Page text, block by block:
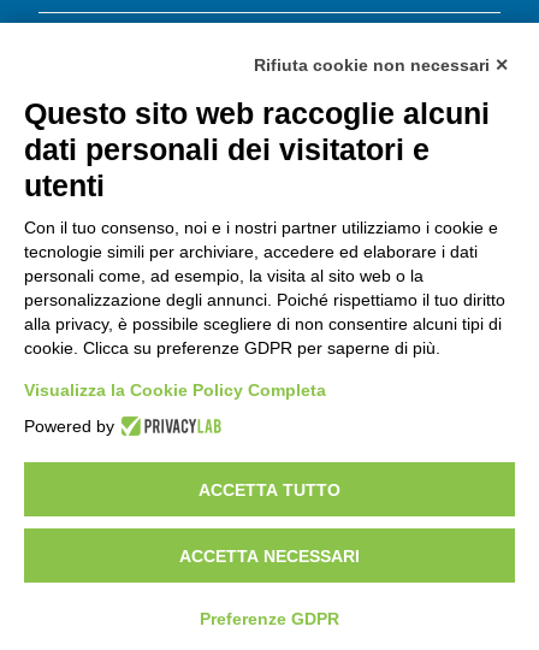
Energia Corrente S.r.l.
Dove trovarci
Via Leopoldo Lucchi, 135
Tel:0547 419980
Fax: 0547.419993
Email:info@ecocre.it
Importo capitale sociale: 200.000,00 i.v.
CF e P. IVA 03672520404
N° Registro Imprese: 03672520404
Energia Corrente s.r.l. è soggetta alla direzione e al coordinamento del
Consorzio per le Risorse Energetiche S.c.p.A.
Rifiuta cookie non necessari ✕
Questo sito web raccoglie alcuni
dati personali dei visitatori e
utenti
Con il tuo consenso, noi e i nostri partner utilizziamo i cookie e
tecnologie simili per archiviare, accedere ed elaborare i dati
personali come, ad esempio, la visita al sito web o la
personalizzazione degli annunci. Poiché rispettiamo il tuo diritto
alla privacy, è possibile scegliere di non consentire alcuni tipi di
cookie. Clicca su preferenze GDPR per saperne di più.
Visualizza la Cookie Policy Completa
Powered by
ACCETTA TUTTO
ACCETTA NECESSARI
Preferenze GDPR